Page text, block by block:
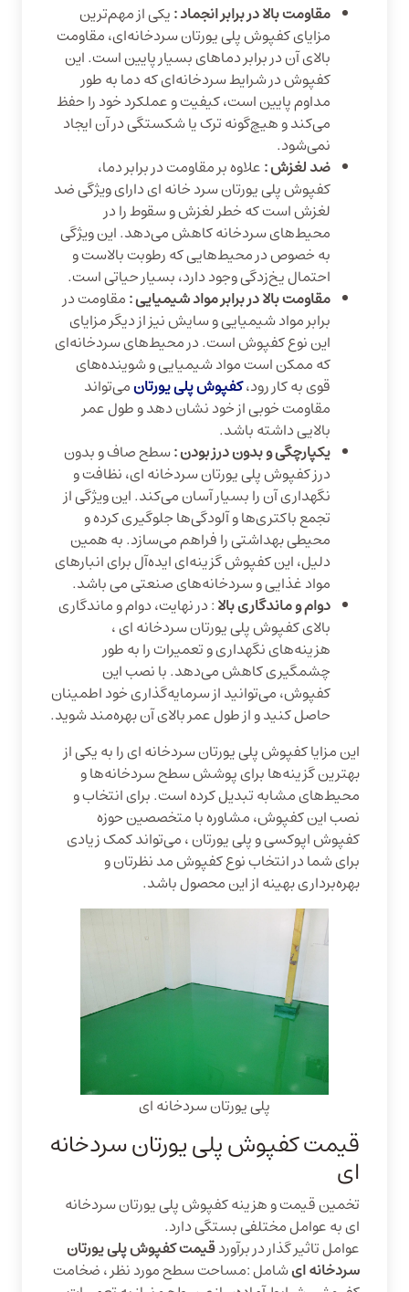
مقاومت بالا در برابر انجماد :‌یکی از مهم‌ترین
مزایای کفپوش پلی یورتان سردخانه‌ای، مقاومت
بالای آن در برابر دماهای بسیار پایین است. این
کفپوش در شرایط سردخانه‌ای که دما به طور
مداوم پایین است، کیفیت و عملکرد خود را حفظ
می‌کند و هیچ‌گونه ترک یا شکستگی در آن ایجاد
نمی‌شود.
ضد لغزش :علاوه بر مقاومت در برابر دما،
کفپوش پلی یورتان سرد خانه‌ ای دارای ویژگی ضد
لغزش است که خطر لغزش و سقوط را در
محیط‌های سردخانه‌ کاهش می‌دهد. این ویژگی
به خصوص در محیط‌هایی که رطوبت بالاست و
احتمال یخ‌زدگی وجود دارد، بسیار حیاتی است.
مقاومت بالا در برابر مواد شیمیایی :‌مقاومت در
برابر مواد شیمیایی و سایش نیز از دیگر مزایای
این نوع کفپوش است. در محیط‌های سردخانه‌ای
که ممکن است مواد شیمیایی و شوینده‌های
قوی به کار رود،کفپوش پلی یورتانمی‌تواند
مقاومت خوبی از خود نشان دهد و طول عمر
بالایی داشته باشد.
یکپارچگی و بدون درز بودن :‌سطح صاف و بدون
درز کفپوش پلی یورتان سردخانه‌ ای، نظافت و
نگهداری آن را بسیار آسان می‌کند. این ویژگی از
تجمع باکتری‌ها و آلودگی‌ها جلوگیری کرده و
محیطی بهداشتی را فراهم می‌سازد. به همین
دلیل، این کفپوش گزینه‌ای ایده‌آل برای انبارهای
مواد غذایی و سردخانه‌های صنعتی می باشد.
دوام و ماندگاری بالا:‌ در نهایت، دوام و ماندگاری
بالای کفپوش پلی یورتان سردخانه‌ ای ،
هزینه‌های نگهداری و تعمیرات را به طور
چشمگیری کاهش می‌دهد. با نصب این
کفپوش، می‌توانید از سرمایه‌گذاری خود اطمینان
حاصل کنید و از طول عمر بالای آن بهره‌مند شوید.
این مزایا کفپوش پلی یورتان سردخانه ای را به یکی از
بهترین گزینه‌ها برای پوشش سطح سردخانه‌ها و
محیط‌های مشابه تبدیل کرده است. برای انتخاب و
نصب این کفپوش، مشاوره با متخصصین حوزه
کفپوش اپوکسی و پلی یورتان ، می‌تواند کمک زیادی
برای شما در انتخاب نوع کفپوش مد نظرتان و
بهره‌برداری بهینه از این محصول باشد.
پلی یورتان سردخانه ای
قیمت کفپوش پلی یورتان سردخانه
ای
تخمین قیمت و هزینه کفپوش پلی یورتان سردخانه‌
ای به عوامل مختلفی بستگی دارد.
عوامل تاثیر گذار در برآوردقیمت کفپوش پلی یورتان
سردخانه ایشامل :مساحت سطح مورد نظر ، ضخامت